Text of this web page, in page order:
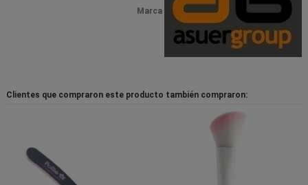
Marca
Clientes que compraron este producto también compraron: